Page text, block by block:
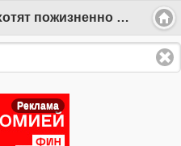
Пьяных водителей хотят пожизненно лишать прав
Реклама